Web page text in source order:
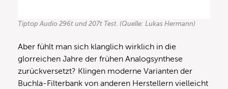
Tiptop Audio 296t und 207t Test. (Quelle: Lukas Hermann)
Aber fühlt man sich klanglich wirklich in die
glorreichen Jahre der frühen Analogsynthese
zurückversetzt? Klingen moderne Varianten der
Buchla-Filterbank von anderen Herstellern vielleicht